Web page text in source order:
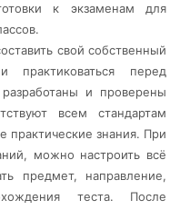
к экзаменам для
свой собственный
практиковаться перед
разработаны и проверены
всем стандартам
практические знания. При
можно настроить всё
предмет, направление,
теста. После